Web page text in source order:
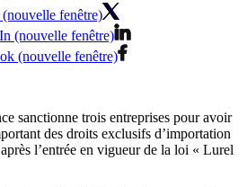
fenêtre)
(nouvelle fenêtre)
(nouvelle fenêtre)
sanctionne trois entreprises pour avoir
des droits exclusifs d’importation
l’entrée en vigueur de la loi « Lurel